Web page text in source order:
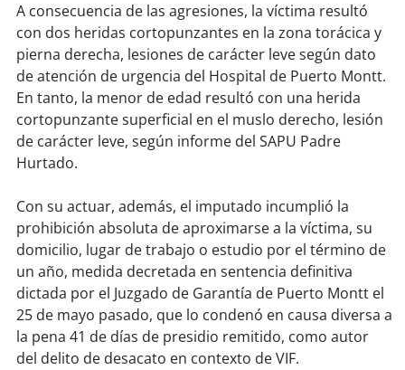
A consecuencia de las agresiones, la víctima resultó
con dos heridas cortopunzantes en la zona torácica y
pierna derecha, lesiones de carácter leve según dato
de atención de urgencia del Hospital de Puerto Montt.
En tanto, la menor de edad resultó con una herida
cortopunzante superficial en el muslo derecho, lesión
de carácter leve, según informe del SAPU Padre
Hurtado.
Con su actuar, además, el imputado incumplió la
prohibición absoluta de aproximarse a la víctima, su
domicilio, lugar de trabajo o estudio por el término de
un año, medida decretada en sentencia definitiva
dictada por el Juzgado de Garantía de Puerto Montt el
25 de mayo pasado, que lo condenó en causa diversa a
la pena 41 de días de presidio remitido, como autor
del delito de desacato en contexto de VIF.